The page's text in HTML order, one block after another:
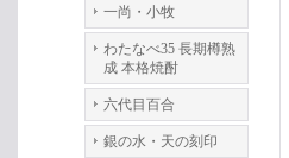
一尚・小牧
わたなべ35 長期樽熟
成 本格焼酎
六代目百合
銀の水・天の刻印